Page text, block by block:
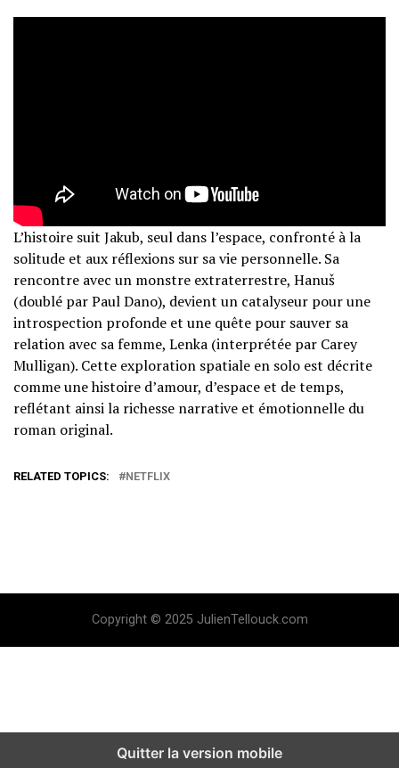
L’histoire suit Jakub, seul dans l’espace, confronté à la
solitude et aux réflexions sur sa vie personnelle. Sa
rencontre avec un monstre extraterrestre, Hanuš
(doublé par Paul Dano), devient un catalyseur pour une
introspection profonde et une quête pour sauver sa
relation avec sa femme, Lenka (interprétée par Carey
Mulligan). Cette exploration spatiale en solo est décrite
comme une histoire d’amour, d’espace et de temps,
reflétant ainsi la richesse narrative et émotionnelle du
roman original​​.
RELATED TOPICS: NETFLIX
Copyright © 2025 JulienTellouck.com
Quitter la version mobile